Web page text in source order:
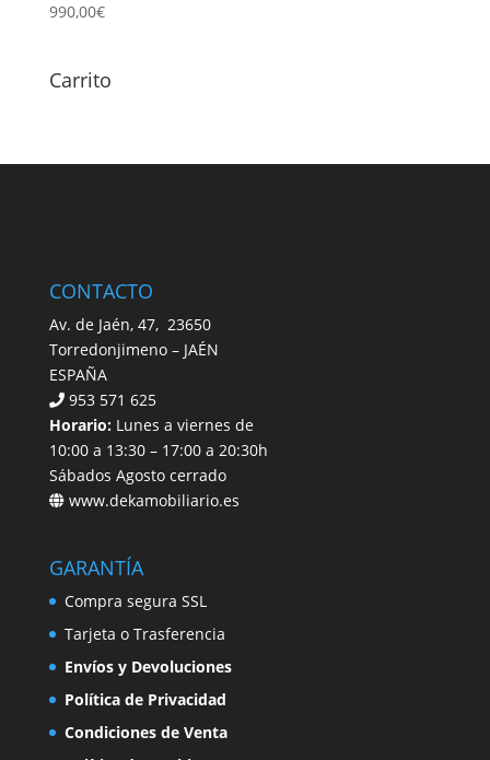
990,00€
Carrito
CONTACTO
Av. de Jaén, 47, 23650
Torredonjimeno – JAÉN
ESPAÑA
953 571 625
Horario:Lunes a viernes de
10:00 a 13:30 – 17:00 a 20:30h
Sábados Agosto cerrado
www.dekamobiliario.es
GARANTÍA
Compra segura SSL
Tarjeta o Trasferencia
Envíos y Devoluciones
Política de Privacidad
Condiciones de Venta